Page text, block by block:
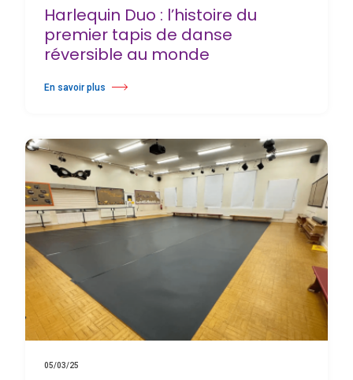
Harlequin Duo : l’histoire du
premier tapis de danse
réversible au monde
En savoir plus
à propos Harlequin Duo : l’histoire du premier tapis de danse
05/03/25